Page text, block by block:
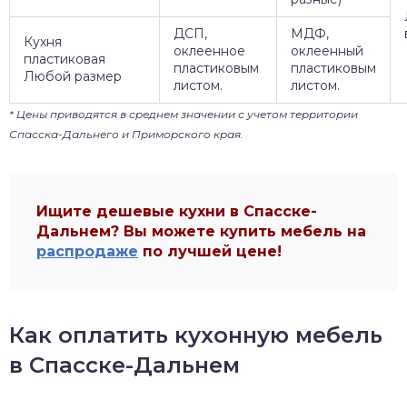
Кухня
пластиковая
Любой размер
ДСП,
оклеенное
пластиковым
листом.
МДФ,
оклеенный
пластиковым
листом.
* Цены приводятся в среднем значении с учетом территории
Спасска-Дальнего и Приморского края.
Ищите дешевые кухни в Спасске-
Дальнем? Вы можете купить мебель на
распродаже по лучшей цене!
Как оплатить кухонную мебель
в Спасске-Дальнем